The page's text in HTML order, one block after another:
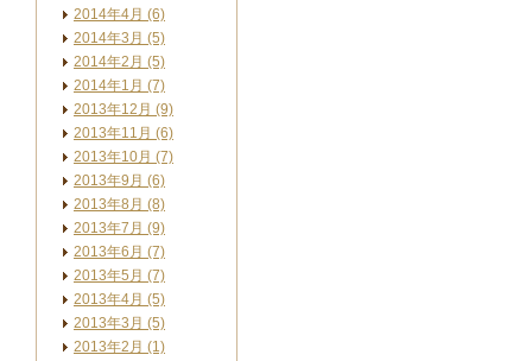
2014年4月 (6)
2014年3月 (5)
2014年2月 (5)
2014年1月 (7)
2013年12月 (9)
2013年11月 (6)
2013年10月 (7)
2013年9月 (6)
2013年8月 (8)
2013年7月 (9)
2013年6月 (7)
2013年5月 (7)
2013年4月 (5)
2013年3月 (5)
2013年2月 (1)